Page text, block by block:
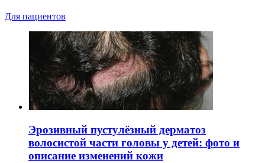
Для пациентов
Эрозивный пустулёзный дерматоз
волосистой части головы у детей: фото и
описание изменений кожи